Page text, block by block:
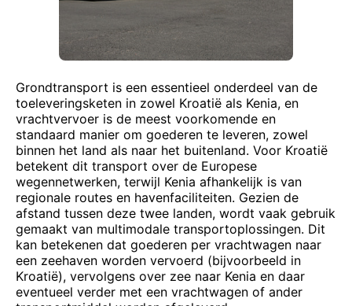
Grondtransport is een essentieel onderdeel van de
toeleveringsketen in zowel Kroatië als Kenia, en
vrachtvervoer is de meest voorkomende en
standaard manier om goederen te leveren, zowel
binnen het land als naar het buitenland. Voor Kroatië
betekent dit transport over de Europese
wegennetwerken, terwijl Kenia afhankelijk is van
regionale routes en havenfaciliteiten. Gezien de
afstand tussen deze twee landen, wordt vaak gebruik
gemaakt van multimodale transportoplossingen. Dit
kan betekenen dat goederen per vrachtwagen naar
een zeehaven worden vervoerd (bijvoorbeeld in
Kroatië), vervolgens over zee naar Kenia en daar
eventueel verder met een vrachtwagen of ander